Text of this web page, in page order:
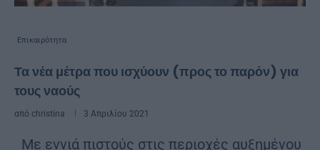
Επικαιρότητα
Τα νέα μέτρα που ισχύουν (προς το παρόν) για
τους ναούς
από christina 3 Απριλίου 2021
Με εννιά πιστούς στις περιοχές αυξημένου